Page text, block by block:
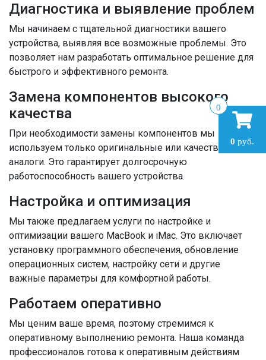
Диагностика и выявление проблем
Мы начинаем с тщательной диагностики вашего
устройства, выявляя все возможные проблемы. Это
позволяет нам разработать оптимальное решение для
быстрого и эффективного ремонта.
Замена компонентов высокого
качества
При необходимости замены компонентов мы
используем только оригинальные или качественные
аналоги. Это гарантирует долгосрочную
работоспособность вашего устройства.
Настройка и оптимизация
Мы также предлагаем услуги по настройке и
оптимизации вашего MacBook и iMac. Это включает
установку программного обеспечения, обновление
операционных систем, настройку сети и другие
важные параметры для комфортной работы.
Работаем оперативно
Мы ценим ваше время, поэтому стремимся к
оперативному выполнению ремонта. Наша команда
профессионалов готова к оперативным действиям
0
0 руб.